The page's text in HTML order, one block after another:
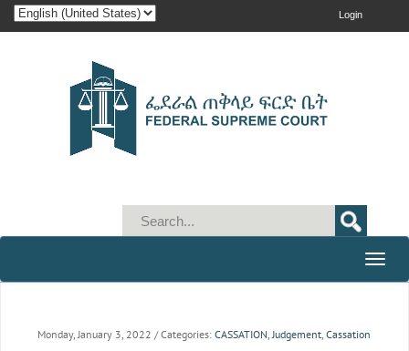
Login
Toggle
Monday, January 3, 2022 / Categories: CASSATION,Judgement, Cassation